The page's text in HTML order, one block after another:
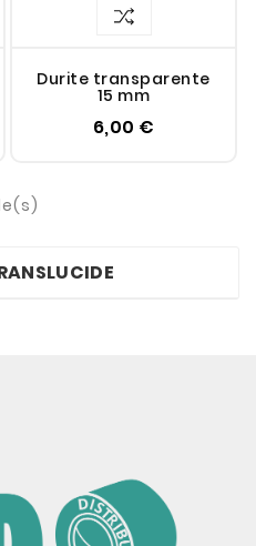
Durite transparente
15 mm
6,00 €